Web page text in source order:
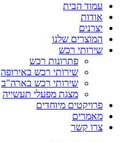
עמוד הבית
אודות
יצרנים
המוצרים שלנו
שירותי רכש
פתרונות רכש
שירותי רכש באירופה
שירותי רכש בארה"ב
מצגת מפעלי תעשייה
פרויקטים מיוחדים
מאמרים
צרו קשר